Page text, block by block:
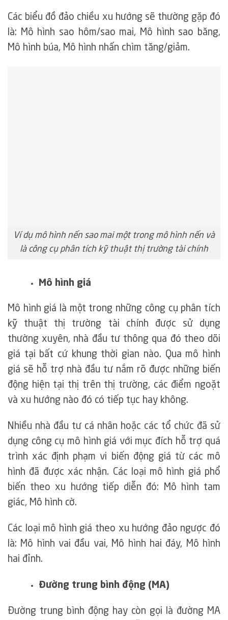
Các biểu đồ đảo chiều xu hướng sẽ thường gặp đó
là: Mô hình sao hôm/sao mai, Mô hình sao băng,
Mô hình búa, Mô hình nhấn chìm tăng/giảm.
Ví dụ mô hình nến sao mai một trong mô hình nến và
là công cụ phân tích kỹ thuật thị trường tài chính
Mô hình giá
Mô hình giá là một trong những công cụ phân tích
kỹ thuật thị trường tài chính được sử dụng
thường xuyên, nhà đầu tư thông qua đó theo dõi
giá tại bất cứ khung thời gian nào. Qua mô hình
giá sẽ hỗ trợ nhà đầu tư nắm rõ được những biến
động hiện tại thị trên thị trường, các điểm ngoặt
và xu hướng nào đó có tiếp tục hay không.
Nhiều nhà đầu tư cá nhân hoặc các tổ chức đã sử
dụng công cụ mô hình giá với mục đích hỗ trợ quá
trình xác định phạm vi biến động giá từ các mô
hình đã được xác nhận. Các loại mô hình giá phổ
biến theo xu hướng tiếp diễn đó: Mô hình tam
giác, Mô hình cờ.
Các loại mô hình giá theo xu hướng đảo ngược đó
là: Mô hình vai đầu vai, Mô hình hai đáy, Mô hình
hai đỉnh.
Đường trung bình động (MA)
Đường trung bình động hay còn gọi là đường MA